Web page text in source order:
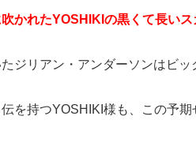
かれたYOSHIKIの黒くて長い
ジリアン・アンダーソンはビッ
を持つYOSHIKI様も、この予